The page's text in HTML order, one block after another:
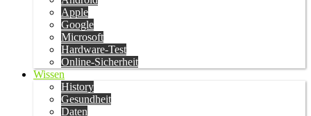
Apple
Google
Microsoft
Hardware-Test
Online-Sicherheit
Wissen
History
Gesundheit
Daten